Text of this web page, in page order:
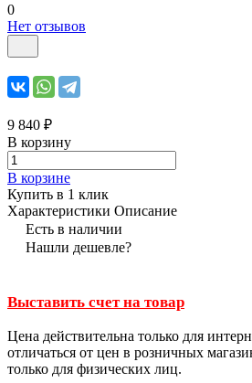
0
Нет отзывов
9 840 ₽
В корзину
В корзине
Купить в 1 клик
Характеристики Описание
Есть в наличии
Нашли дешевле?
Выставить счет на товар
Цена действительна только для
отличаться от цен в розничных
только для физических лиц.